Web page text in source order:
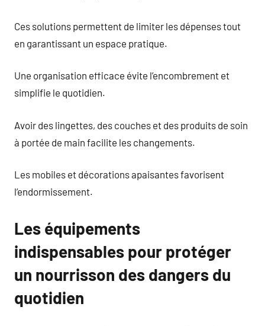
Ces solutions permettent de limiter les dépenses tout
en garantissant un espace pratique.
Une organisation efficace évite l’encombrement et
simplifie le quotidien.
Avoir des lingettes, des couches et des produits de soin
à portée de main facilite les changements.
Les mobiles et décorations apaisantes favorisent
l’endormissement.
Les équipements
indispensables pour protéger
un nourrisson des dangers du
quotidien